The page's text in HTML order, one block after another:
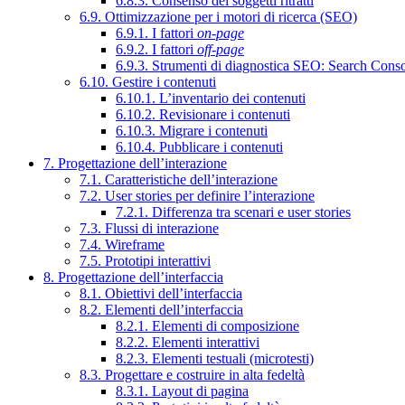
6.9. Ottimizzazione per i motori di ricerca (SEO)
6.9.1. I fattori on-page
6.9.2. I fattori off-page
6.9.3. Strumenti di diagnostica SEO: Search
6.10. Gestire i contenuti
6.10.1. L’inventario dei contenuti
6.10.2. Revisionare i contenuti
6.10.3. Migrare i contenuti
6.10.4. Pubblicare i contenuti
7. Progettazione dell’interazione
7.1. Caratteristiche dell’interazione
7.2. User stories per definire l’interazione
7.2.1. Differenza tra scenari e user stories
7.3. Flussi di interazione
7.4. Wireframe
7.5. Prototipi interattivi
8. Progettazione dell’interfaccia
8.1. Obiettivi dell’interfaccia
8.2. Elementi dell’interfaccia
8.2.1. Elementi di composizione
8.2.2. Elementi interattivi
8.2.3. Elementi testuali (microtesti)
8.3. Progettare e costruire in alta fedeltà
8.3.1. Layout di pagina